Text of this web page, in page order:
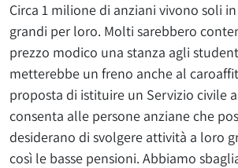
Circa 1 milione di anziani vivono soli
grandi per loro. Molti sarebbero
prezzo modico una stanza agli
metterebbe un freno anche al
proposta di istituire un Servizio civile
consenta alle persone anziane che
desiderano di svolgere attività a loro
così le basse pensioni. Abbiamo